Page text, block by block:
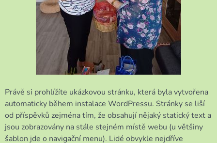
Právě si prohlížíte ukázkovou stránku, která byla vytvořena
automaticky během instalace WordPressu. Stránky se liší
od příspěvků zejména tím, že obsahují nějaký statický text a
jsou zobrazovány na stále stejném místě webu (u většiny
šablon jde o navigační menu). Lidé obvykle nejdříve